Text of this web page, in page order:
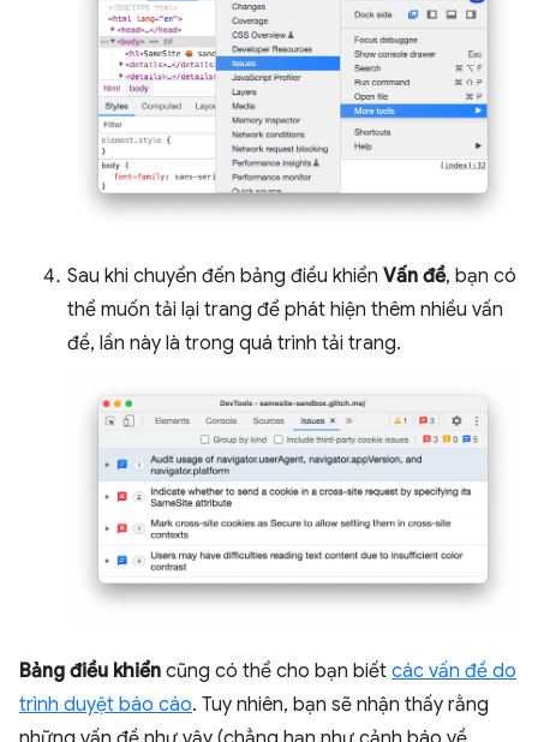
Sau khi chuyển đến bảng điều khiển Vấn đề, bạn có
thể muốn tải lại trang để phát hiện thêm nhiều vấn
đề, lần này là trong quá trình tải trang.
Bảng điều khiển cũng có thể cho bạn biết các vấn đề do
trình duyệt báo cáo. Tuy nhiên, bạn sẽ nhận thấy rằng